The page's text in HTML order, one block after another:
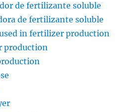
de fertilizante soluble
de fertilizante soluble
in fertilizer production
production